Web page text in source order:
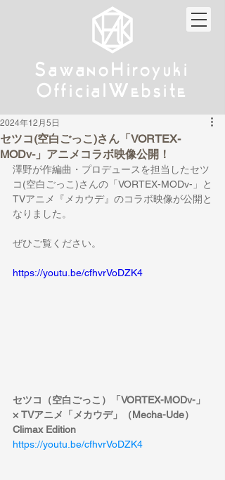
Sa wanoHiroyuki
Official W ebsite
Sa wanoHiroyuki
Official W ebsite
セツコ(空白ごっこ)さん「VORTEX-
MODv-」アニメコラボ映像公開！
2024年12月5日
澤野が作編曲・プロデュースを担当したセツ
コ(空白ごっこ)さんの 「VORTEX-MODv-」と
TVアニメ『メカウデ』のコラボ映像が公開と
なりました。
ぜひご覧ください。
https://youtu.be/cfhvrVoDZK4
セツコ（空白ごっこ）「VORTEX-MODv-」
× TVアニメ「メカウデ」（Mecha-Ude）
Climax Edition
https://youtu.be/cfhvrVoDZK4